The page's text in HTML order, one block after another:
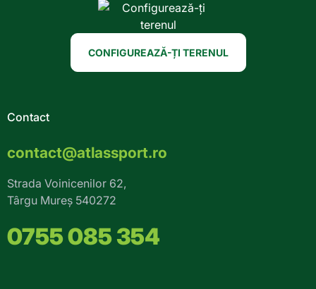
CONFIGUREAZĂ-ȚI TERENUL
Contact
contact@atlassport.ro
Strada Voinicenilor 62,
Târgu Mureș 540272
0755 085 354